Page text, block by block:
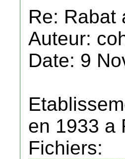
Re: Rabat
Auteur:
Date: 9
en 1933 a
Fichiers: